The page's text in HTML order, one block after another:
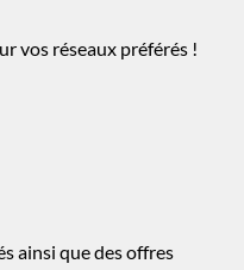
vos réseaux préférés !
ainsi que des offres